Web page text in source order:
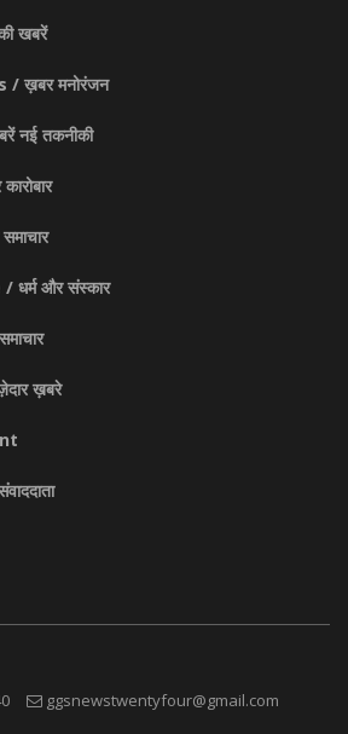
खबरें
ख़बर मनोरंजन
नई तकनीकी
और संस्कार
ख़बरे
ggsnewstwentyfour@gmail.com